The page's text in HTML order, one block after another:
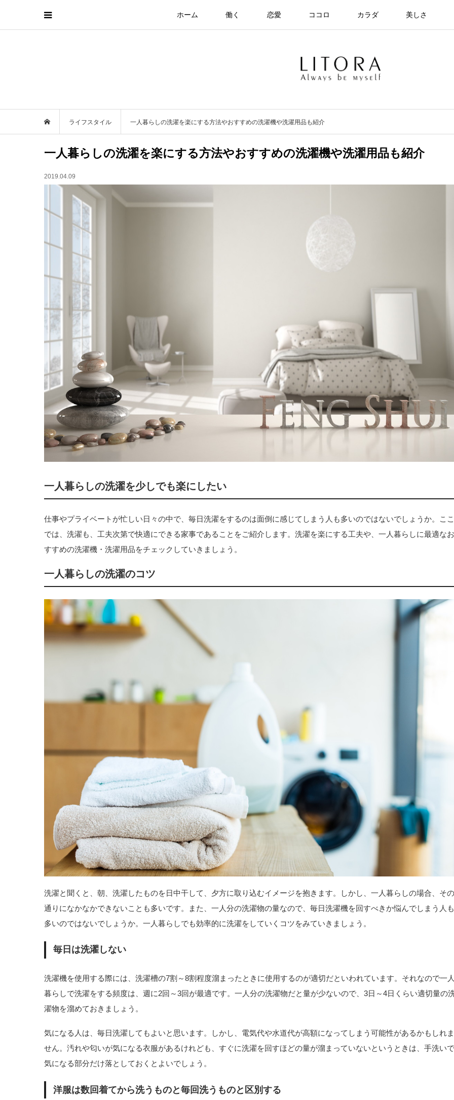
ホーム 働く 恋愛 ココロ カラダ 美しさ
ライフスタイル 一人暮らしの洗濯を楽にする方法やおすすめの洗濯機や洗濯用品も紹介
一人暮らしの洗濯を楽にする方法やおすすめの洗濯機や洗濯用品も紹介
2019.04.09
一人暮らしの洗濯を少しでも楽にしたい
仕事やプライベートが忙しい日々の中で、毎日洗濯をするのは面倒に感じてしまう人も多いのではないでしょうか。ここ
では、洗濯も、工夫次第で快適にできる家事であることをご紹介します。洗濯を楽にする工夫や、一人暮らしに最適なお
すすめの洗濯機・洗濯用品をチェックしていきましょう。
一人暮らしの洗濯のコツ
洗濯と聞くと、朝、洗濯したものを日中干して、夕方に取り込むイメージを抱きます。しかし、一人暮らしの場合、その
通りになかなかできないことも多いです。また、一人分の洗濯物の量なので、毎日洗濯機を回すべきか悩んでしまう人も
多いのではないでしょうか。一人暮らしでも効率的に洗濯をしていくコツをみていきましょう。
毎日は洗濯しない
洗濯機を使用する際には、洗濯槽の7割～8割程度溜まったときに使用するのが適切だといわれています。それなので一
暮らしで洗濯をする頻度は、週に2回～3回が最適です。一人分の洗濯物だと量が少ないので、3日～4日くらい適切量の
濯物を溜めておきましょう。
気になる人は、毎日洗濯してもよいと思います。しかし、電気代や水道代が高額になってしまう可能性があるかもしれま
せん。汚れや匂いが気になる衣服があるけれども、すぐに洗濯を回すほどの量が溜まっていないというときは、手洗いで
気になる部分だけ落としておくとよいでしょう。
洋服は数回着てから洗うものと毎回洗うものと区別する